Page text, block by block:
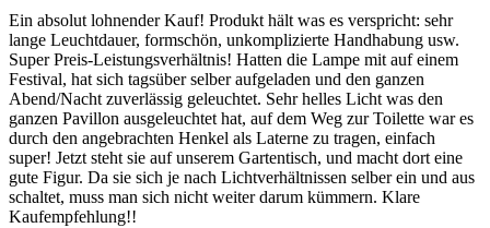
Ein absolut lohnender Kauf! Produkt hält was es verspricht: sehr
lange Leuchtdauer, formschön, unkomplizierte Handhabung usw.
Super Preis-Leistungsverhältnis! Hatten die Lampe mit auf einem
Festival, hat sich tagsüber selber aufgeladen und den ganzen
Abend/Nacht zuverlässig geleuchtet. Sehr helles Licht was den
ganzen Pavillon ausgeleuchtet hat, auf dem Weg zur Toilette war es
durch den angebrachten Henkel als Laterne zu tragen, einfach
super! Jetzt steht sie auf unserem Gartentisch, und macht dort eine
gute Figur. Da sie sich je nach Lichtverhältnissen selber ein und aus
schaltet, muss man sich nicht weiter darum kümmern. Klare
Kaufempfehlung!!